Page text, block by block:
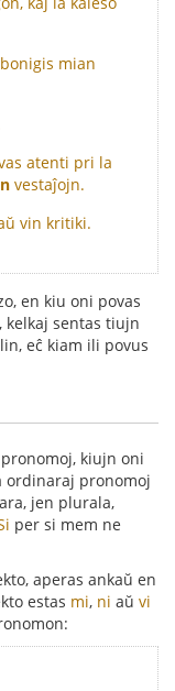
mian
atenti pri la
vestaĵojn.
vin kritiki.
en kiu oni povas
kelkaj sentas tiujn
eĉ kiam ili povus
kiujn oni
ordinaraj pronomoj
jen plurala,
per si mem ne
aperas ankaŭ en
estas mi, ni aŭ vi